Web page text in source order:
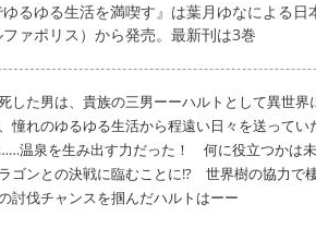
ゆるゆる生活を満喫す』は葉月ゆなによる
ァポリス）から発売。最新刊は3巻
した男は、貴族の三男ーーハルトとして異世
憧れのゆるゆる生活から程遠い日々を送って
温泉を生み出す力だった！ 何に役立つかは
ゴンとの決戦に臨むことに!? 世界樹の協力で
討伐チャンスを掴んだハルトはーー